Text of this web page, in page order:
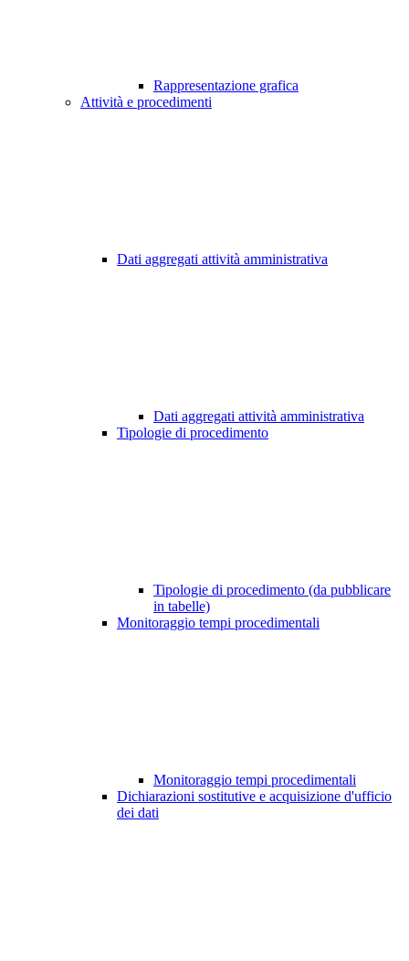
Rappresentazione grafica
Attività e procedimenti
Dati aggregati attività amministrativa
Dati aggregati attività amministrativa
Tipologie di procedimento
Tipologie di procedimento (da pubblicare
in tabelle)
Monitoraggio tempi procedimentali
Monitoraggio tempi procedimentali
Dichiarazioni sostitutive e acquisizione d'ufficio
dei dati